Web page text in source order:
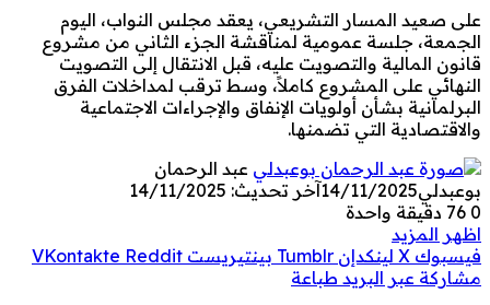
على صعيد المسار التشريعي، يعقد مجلس النواب، اليوم
الجمعة، جلسة عمومية لمناقشة الجزء الثاني من مشروع
قانون المالية والتصويت عليه، قبل الانتقال إلى التصويت
النهائي على المشروع كاملاً، وسط ترقب لمداخلات الفرق
البرلمانية بشأن أولويات الإنفاق والإجراءات الاجتماعية
والاقتصادية التي تضمنها.
عبد الرحمان
بوعبدلي14/11/2025آخر تحديث: 14/11/2025
0
دقيقة واحدة
اظهر المزيد
فيسبوك ‫X لينكدإن بينتيريست
مشاركة عبر البريد طباعة